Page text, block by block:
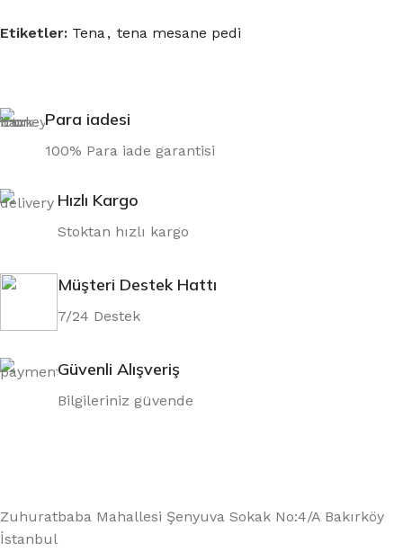
Etiketler: Tena, tena mesane pedi
Para iadesi
100% Para iade garantisi
Hızlı Kargo
Stoktan hızlı kargo
Müşteri Destek Hattı
7/24 Destek
Güvenli Alışveriş
Bilgileriniz güvende
Zuhuratbaba Mahallesi Şenyuva Sokak No:4/A Bakırköy
İstanbul